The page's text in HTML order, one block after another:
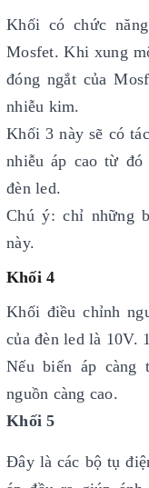
Khối có chức
Mosfet. Khi xung
đóng ngắt của
nhiễu kim.
Khối 3 này sẽ có
nhiễu áp cao từ
đèn led.
Chú ý: chỉ những
này.
Khối 4
Khối điều chỉnh
của đèn led là 10V.
Nếu biến áp càng
nguồn càng cao.
Khối 5
Đây là các bộ tụ